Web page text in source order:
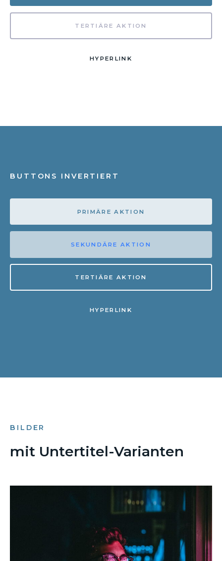
TERTIÄRE AKTION
HYPERLINK
BUTTONS INVERTIERT
PRIMÄRE AKTION
SEKUNDÄRE AKTION
TERTIÄRE AKTION
HYPERLINK
BILDER
mit Untertitel-Varianten